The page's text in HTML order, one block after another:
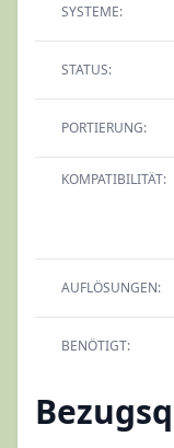
SYSTEME:
STATUS:
PORTIERUNG:
KOMPATIBILITÄT:
AUFLÖSUNGEN:
BENÖTIGT: